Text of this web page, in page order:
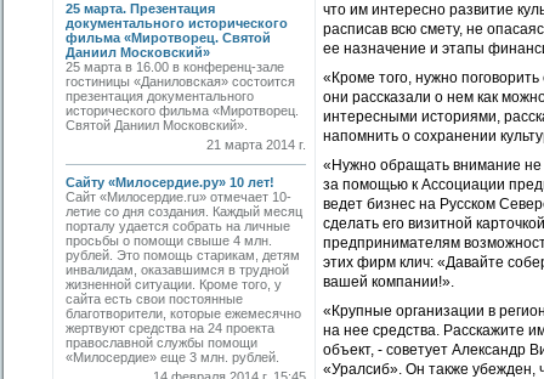
25 марта. Презентация
документального исторического
фильма «Миротворец. Святой
Даниил Московский»
25 марта в 16.00 в конференц-зале
гостиницы «Даниловская» состоится
презентация документального
исторического фильма «Миротворец.
Святой Даниил Московский».
21 марта 2014 г.
Сайту «Милосердие.ру» 10 лет!
Сайт «Милосердие.ru» отмечает 10-
летие со дня создания. Каждый месяц
порталу удается собрать на личные
просьбы о помощи свыше 4 млн.
рублей. Это помощь старикам, детям
инвалидам, оказавшимся в трудной
жизненной ситуации. Кроме того, у
сайта есть свои постоянные
благотворители, которые ежемесячно
жертвуют средства на 24 проекта
православной службы помощи
«Милосердие» еще 3 млн. рублей.
что им интересно развитие
расписав всю смету, не
ее назначение и этапы
«Кроме того, нужно
они рассказали о нем как
интересными историями,
напомнить о сохранении
«Нужно обращать внимание не
за помощью к Ассоциации
ведет бизнес на Русском
сделать его визитной
предпринимателям
этих фирм клич: «Давайте
вашей компании!».
«Крупные организации в
на нее средства. Расскажите
объект, - советует Александр
«Уралсиб». Он также убежден,